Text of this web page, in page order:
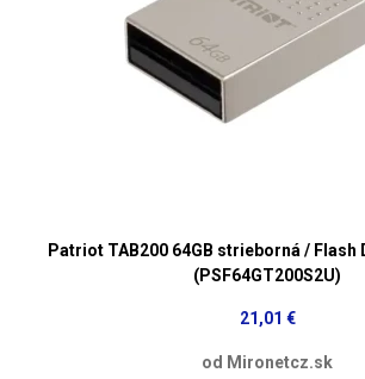
Patriot TAB200 64GB strieborná / Flash
(PSF64GT200S2U)
21,01 €
od Mironetcz.sk